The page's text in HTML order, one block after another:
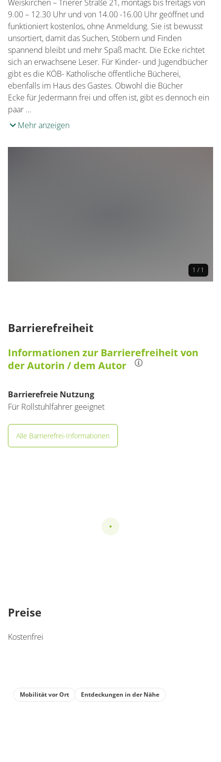
Parkmöglichkeiten am Haus
Weiskirchen – Trierer Straße 21, montags bis freitags von
9.00 – 12.30 Uhr und von 14.00 -16.00 Uhr geöffnet und
funktioniert kostenlos, ohne Anmeldung. Sie ist bewusst
unsortiert, damit das Suchen, Stöbern und Finden
spannend bleibt und mehr Spaß macht. Die Ecke richtet
sich an erwachsene Leser. Für Kinder- und Jugendbücher
gibt es die KÖB- Katholische öffentliche Bücherei,
ebenfalls im Haus des Gastes. Obwohl die Bücher
Ecke für Jedermann frei und offen ist, gibt es dennoch ein
paar …
Mehr anzeigen
1 / 1
Barrierefreiheit
Informationen zur Barrierefreiheit von
der Autorin / dem Autor
Barrierefreie Nutzung
Für Rollstuhlfahrer geeignet
Alle Barrierefrei-Informationen
Preise
Kostenfrei
Mobilität vor Ort Entdeckungen in der Nähe